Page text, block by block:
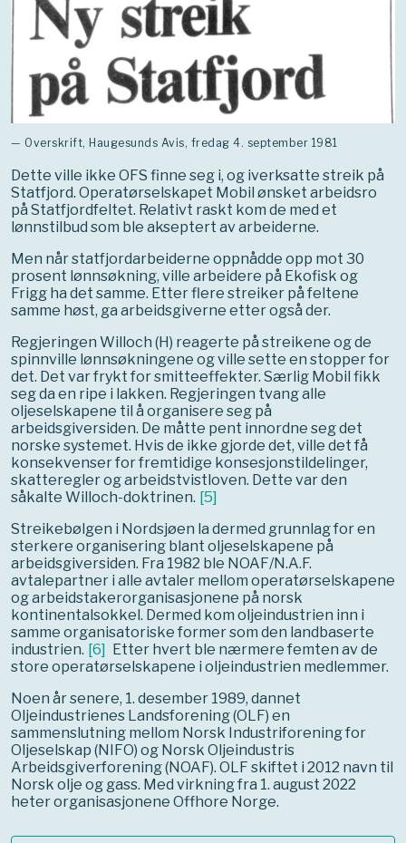
— Overskrift, Haugesunds Avis, fredag 4. september 1981
Dette ville ikke OFS finne seg i, og iverksatte streik på
Statfjord. Operatørselskapet Mobil ønsket arbeidsro
på Statfjordfeltet. Relativt raskt kom de med et
lønnstilbud som ble akseptert av arbeiderne.
Men når statfjordarbeiderne oppnådde opp mot 30
prosent lønnsøkning, ville arbeidere på Ekofisk og
Frigg ha det samme. Etter flere streiker på feltene
samme høst, ga arbeidsgiverne etter også der.
Regjeringen Willoch (H) reagerte på streikene og de
spinnville lønnsøkningene og ville sette en stopper for
det. Det var frykt for smitteeffekter. Særlig Mobil fikk
seg da en ripe i lakken. Regjeringen tvang alle
oljeselskapene til å organisere seg på
arbeidsgiversiden. De måtte pent innordne seg det
norske systemet. Hvis de ikke gjorde det, ville det få
konsekvenser for fremtidige konsesjonstildelinger,
skatteregler og arbeidstvistloven. Dette var den
såkalte Willoch-doktrinen. [5]
Streikebølgen i Nordsjøen la dermed grunnlag for en
sterkere organisering blant oljeselskapene på
arbeidsgiversiden. Fra 1982 ble NOAF/N.A.F.
avtalepartner i alle avtaler mellom operatørselskapene
og arbeidstakerorganisasjonene på norsk
kontinentalsokkel. Dermed kom oljeindustrien inn i
samme organisatoriske former som den landbaserte
industrien. [6] Etter hvert ble nærmere femten av de
store operatørselskapene i oljeindustrien medlemmer.
Noen år senere, 1. desember 1989, dannet
Oljeindustrienes Landsforening (OLF) en
sammenslutning mellom Norsk Industriforening for
Oljeselskap (NIFO) og Norsk Oljeindustris
Arbeidsgiverforening (NOAF). OLF skiftet i 2012 navn til
Norsk olje og gass. Med virkning fra 1. august 2022
heter organisasjonene Offhore Norge.